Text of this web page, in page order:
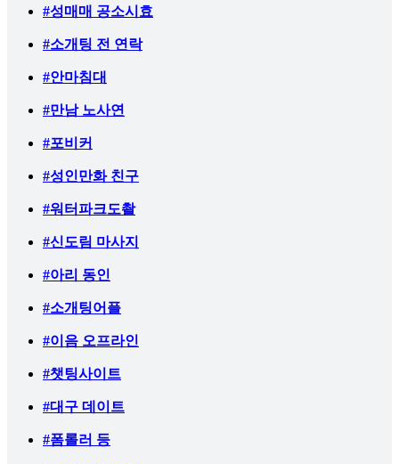
#성매매 공소시효
#소개팅 전 연락
#안마침대
#만남 노사연
#포비커
#성인만화 친구
#워터파크도촬
#신도림 마사지
#아리 동인
#소개팅어플
#이음 오프라인
#챗팅사이트
#대구 데이트
#폼롤러 등